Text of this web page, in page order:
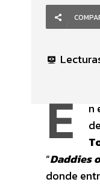
E n
“Daddies
donde